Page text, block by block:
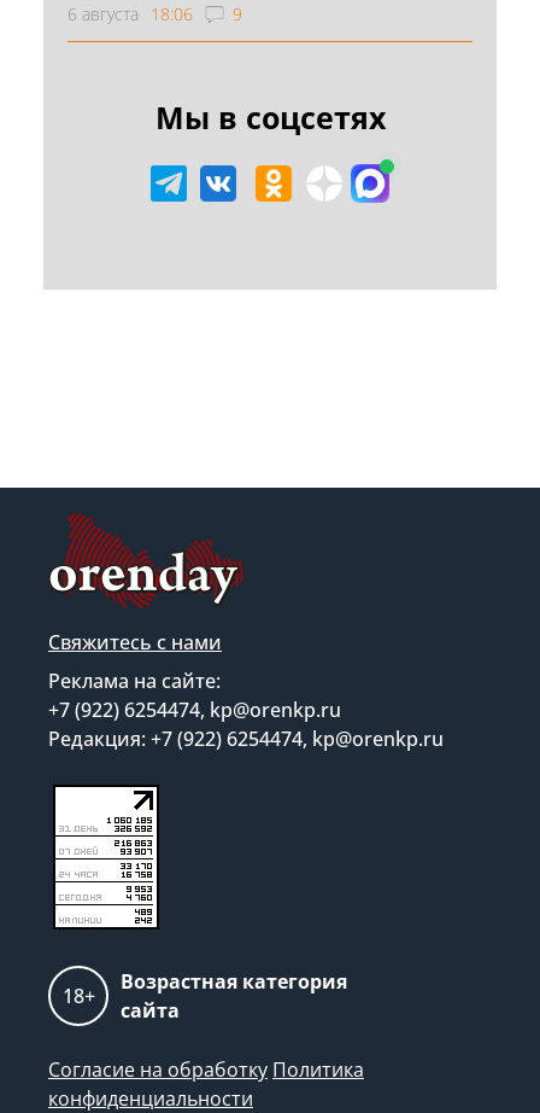
6 августа 18:06 9
Мы в соцсетях
Свяжитесь с нами
Реклама на сайте:
+7 (922) 6254474, kp@orenkp.ru
Редакция: +7 (922) 6254474, kp@orenkp.ru
18+
Возрастная категория
сайта
Согласие на обработку Политика
конфиденциальности